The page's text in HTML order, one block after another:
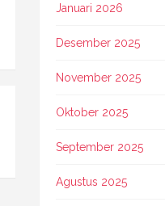
Januari 2026
Desember 2025
November 2025
Oktober 2025
September 2025
Agustus 2025